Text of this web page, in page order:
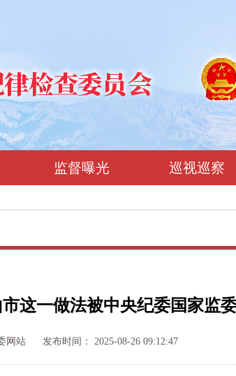
监督曝光 巡视巡察
这一做法被中央纪委国家监
网站 发布时间： 2025-08-26 09:12:47